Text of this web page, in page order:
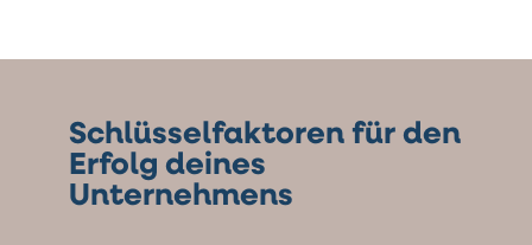
Schlüssel­faktoren für den
Erfolg deines
Unternehmens